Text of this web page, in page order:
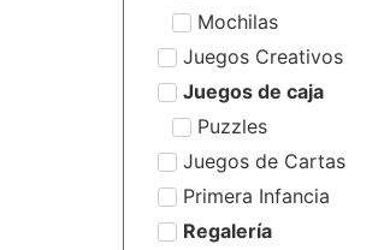
Mochilas
Juegos Creativos
Juegos de caja
Puzzles
Juegos de Cartas
Primera Infancia
Regalería